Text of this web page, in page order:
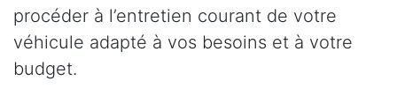
procéder à l’entretien courant de votre
véhicule adapté à vos besoins et à votre
budget.